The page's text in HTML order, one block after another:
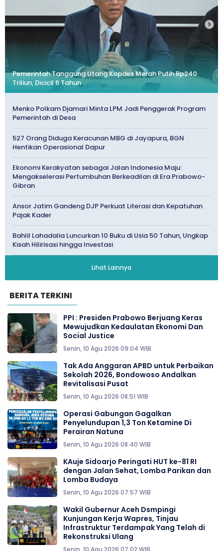
Pemerintah Tanggung Utang Kopdes Merah Putih Rp240
Triliun, Dicicil 6 Tahun
Menko Polkam Djamari Minta LPM Jadi Penggerak Program
Pemerintah di Desa
527 Orang Diduga Keracunan MBG di Jayapura, BGN
Hentikan Operasional Dapur
Ekonomi Kerakyatan sebagai Jalan Indonesia Maju:
Mengakselerasi Pertumbuhan Berkeadilan di Era Prabowo-
Gibran
Ansor Jatim Gandeng DJP Perkuat Literasi dan Kepatuhan
Pajak Kader
Bahlil Lahadalia Luncurkan 10 Buku di Usia 50 Tahun, Ungkap
Kisah Hilirisasi hingga Investasi
Lihat Lainnya
BERITA TERKINI
PPI : Presiden Prabowo Berjuang Keras
Mewujudkan Kedaulatan Ekonomi Dan
Social Justice
Senin, 10 Agu 2026 09:04 WIB
Tak Ada Anggaran APBD untuk Perbaikan
Sekolah 2026, Bondowoso Andalkan
Revitalisasi Pusat
Senin, 10 Agu 2026 08:51 WIB
Operasi Gabungan Gagalkan
Penyelundupan 1,3 Ton Ketamine Di
Perairan Natuna
Senin, 10 Agu 2026 08:40 WIB
KAuje Sidoarjo Peringati HUT ke-81 RI
dengan Jalan Sehat, Lomba Parikan dan
Lomba Budaya
Senin, 10 Agu 2026 07:57 WIB
Wakil Gubernur Aceh Dsmpingi
Kunjungan Kerja Wapres, Tinjau
Infrastruktur Terdampak Yang Telah di
Rekonstruksi Ulang
Senin, 10 Agu 2026 07:02 WIB